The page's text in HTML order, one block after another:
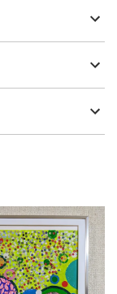
個性を表していま
のですぐに飾るこ